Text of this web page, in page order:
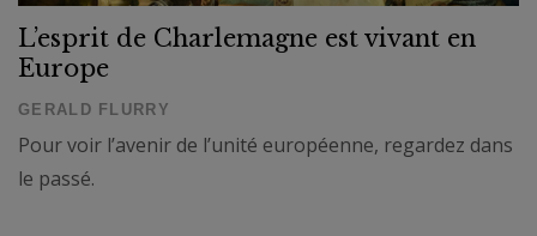
L’esprit de Charlemagne est vivant en
Europe
GERALD FLURRY
Pour voir l’avenir de l’unité européenne, regardez dans
le passé.